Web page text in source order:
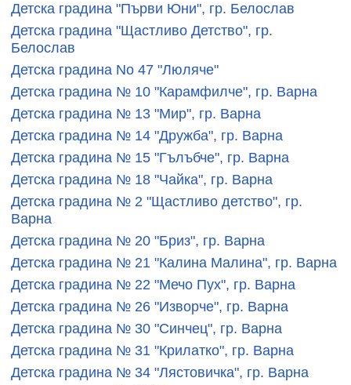
Детска градина "Първи Юни", гр. Белослав
Детска градина "Щастливо Детство", гр.
Белослав
Детска градина No 47 "Люляче"
Детска градина № 10 "Карамфилче", гр. Варна
Детска градина № 13 "Мир", гр. Варна
Детска градина № 14 "Дружба", гр. Варна
Детска градина № 15 "Гълъбче", гр. Варна
Детска градина № 18 "Чайка", гр. Варна
Детска градина № 2 "Щастливо детство", гр.
Варна
Детска градина № 20 "Бриз", гр. Варна
Детска градина № 21 "Калина Малина", гр. Варна
Детска градина № 22 "Мечо Пух", гр. Варна
Детска градина № 26 "Изворче", гр. Варна
Детска градина № 30 "Синчец", гр. Варна
Детска градина № 31 "Крилатко", гр. Варна
Детска градина № 34 "Лястовичка", гр. Варна